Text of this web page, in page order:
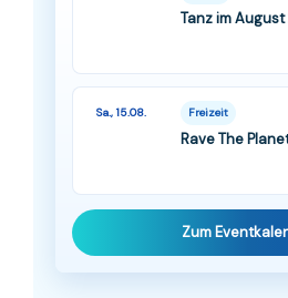
Tanz im
Sa., 15.08. Freizeit
Rave The
Zum